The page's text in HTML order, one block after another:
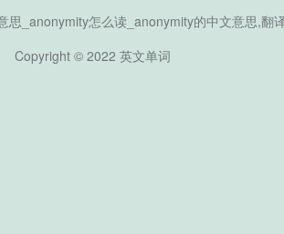
思_anonymity怎么读_anonymity的中文意思,翻
Copyright © 2022 英文单词